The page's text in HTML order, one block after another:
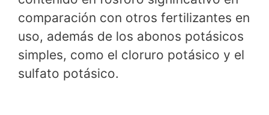
comparación con otros fertilizantes en
uso, además de los abonos potásicos
simples, como el cloruro potásico y el
sulfato potásico.